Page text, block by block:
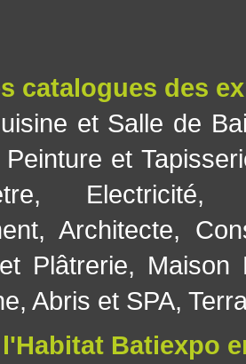
catalogues des
et Salle de
Peinture et
, Electricité
, Architecte,
Plâtrerie, Maison
Abris et SPA,
Batiexpo